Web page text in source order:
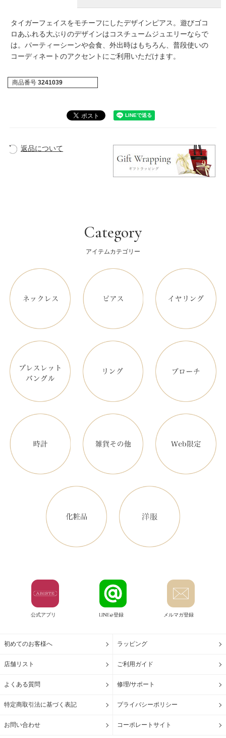
タイガーフェイスをモチーフにしたデザインピアス。遊びゴコ
ロあふれる大ぶりのデザインはコスチュームジュエリーならで
は。パーティーシーンや会食、外出時はもちろん、普段使いの
コーディネートのアクセントにご利用いただけます。
商品番号 3241039
返品について
Category
アイテムカテゴリー
公式アプリ LINE@登録 メルマガ登録
初めてのお客様へ ラッピング
店舗リスト ご利用ガイド
よくある質問 修理/サポート
特定商取引法に基づく表記 プライバシーポリシー
お問い合わせ コーポレートサイト